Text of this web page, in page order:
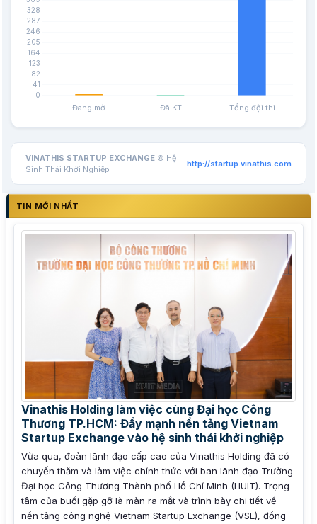
VINATHIS STARTUP EXCHANGE © Hệ
Sinh Thái Khởi Nghiệp
http://startup.vinathis.com
TIN MỚI NHẤT
Vinathis Holding làm việc cùng Đại học Công
Thương TP.HCM: Đẩy mạnh nền tảng Vietnam
Startup Exchange vào hệ sinh thái khởi nghiệp
Vừa qua, đoàn lãnh đạo cấp cao của Vinathis Holding đã có
chuyến thăm và làm việc chính thức với ban lãnh đạo Trường
Đại học Công Thương Thành phố Hồ Chí Minh (HUIT). Trọng
tâm của buổi gặp gỡ là màn ra mắt và trình bày chi tiết về
nền tảng công nghệ Vietnam Startup Exchange (VSE), đồng